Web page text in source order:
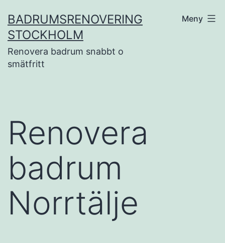
till
innehåll
BADRUMSRENOVERING
STOCKHOLM
Renovera badrum snabbt o
smätfritt
Meny
Renovera
badrum
Norrtälje